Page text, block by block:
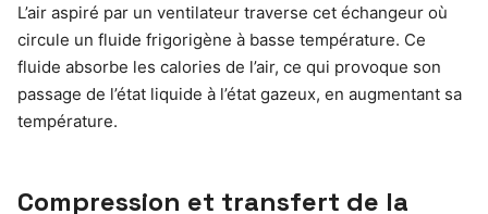
L’air aspiré par un ventilateur traverse cet échangeur où
circule un fluide frigorigène à basse température. Ce
fluide absorbe les calories de l’air, ce qui provoque son
passage de l’état liquide à l’état gazeux, en augmentant sa
température.
Compression et transfert de la